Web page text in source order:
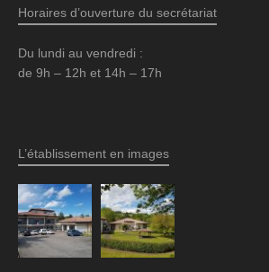
Horaires d’ouverture du secrétariat
Du lundi au vendredi :
de 9h – 12h et 14h – 17h
L’établissement en images